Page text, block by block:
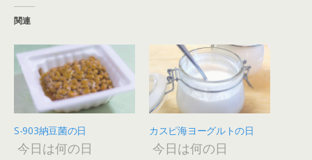
関連
S-903納豆菌の日
今日は何の日
カスピ海ヨーグルトの日
今日は何の日